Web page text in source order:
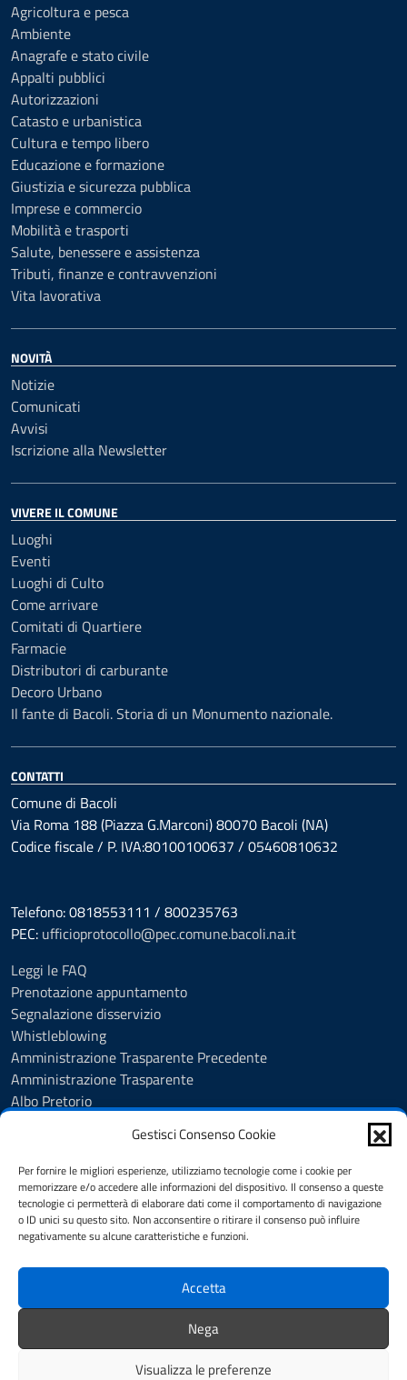
Gestisci Consenso Cookie
Per fornire le migliori esperienze, utilizziamo tecnologie come i cookie per
memorizzare e/o accedere alle informazioni del dispositivo. Il consenso a queste
tecnologie ci permetterà di elaborare dati come il comportamento di navigazione
o ID unici su questo sito. Non acconsentire o ritirare il consenso può influire
negativamente su alcune caratteristiche e funzioni.
Accetta
Nega
Visualizza le preferenze
Agricoltura e pesca
Ambiente
Anagrafe e stato civile
Appalti pubblici
Autorizzazioni
Catasto e urbanistica
Cultura e tempo libero
Educazione e formazione
Giustizia e sicurezza pubblica
Imprese e commercio
Mobilità e trasporti
Salute, benessere e assistenza
Tributi, finanze e contravvenzioni
Vita lavorativa
NOVITÀ
Notizie
Comunicati
Avvisi
Iscrizione alla Newsletter
VIVERE IL COMUNE
Luoghi
Eventi
Luoghi di Culto
Come arrivare
Comitati di Quartiere
Farmacie
Distributori di carburante
Decoro Urbano
Il fante di Bacoli. Storia di un Monumento nazionale.
CONTATTI
Comune di Bacoli
Via Roma 188 (Piazza G.Marconi) 80070 Bacoli (NA)
Codice fiscale / P. IVA:80100100637 / 05460810632
Telefono: 0818553111 / 800235763
PEC: ufficioprotocollo@pec.comune.bacoli.na.it
Leggi le FAQ
Prenotazione appuntamento
Segnalazione disservizio
Whistleblowing
Amministrazione Trasparente Precedente
Amministrazione Trasparente
Albo Pretorio
Informativa privacy
Dichiarazione di accessibilità
Obiettivi di accessibilità
Note legali
SEGUICI SU
Facebook Youtube